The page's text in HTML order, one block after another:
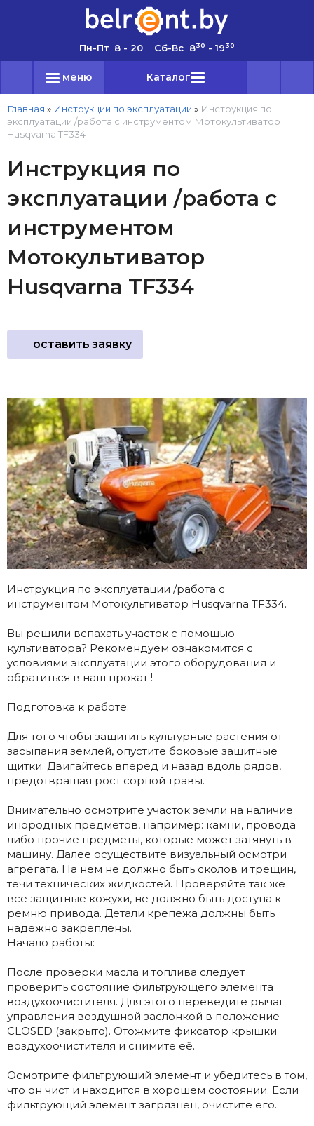
Пн-Пт 8 - 20 Сб-Вс 830 - 1930
меню Каталог
Главная » Инструкции по эксплуатации » Инструкция по
эксплуатации /работа с инструментом Мотокультиватор
Husqvarna TF334
Инструкция по
эксплуатации /работа с
инструментом
Мотокультиватор
Husqvarna TF334
оставить заявку
Инструкция по эксплуатации /работа с
инструментом Мотокультиватор Husqvarna TF334.
Вы решили вспахать участок с помощью
культиватора? Рекомендуем ознакомится с
условиями эксплуатации этого оборудования и
обратиться в наш прокат !
Подготовка к работе.
Для того чтобы защитить культурные растения от
засыпания землей, опустите боковые защитные
щитки. Двигайтесь вперед и назад вдоль рядов,
предотвращая рост сорной травы.
Внимательно осмотрите участок земли на наличие
инородных предметов, например: камни, провода
либо прочие предметы, которые может затянуть в
машину. Далее осуществите визуальный осмотри
агрегата. На нем не должно быть сколов и трещин,
течи технических жидкостей. Проверяйте так же
все защитные кожухи, не должно быть доступа к
ремню привода. Детали крепежа должны быть
надежно закреплены.
Начало работы:
После проверки масла и топлива следует
проверить состояние фильтрующего элемента
воздухоочистителя. Для этого переведите рычаг
управления воздушной заслонкой в положение
CLOSED (закрыто). Отожмите фиксатор крышки
воздухоочистителя и снимите её.
Осмотрите фильтрующий элемент и убедитесь в том,
что он чист и находится в хорошем состоянии. Если
фильтрующий элемент загрязнён, очистите его.